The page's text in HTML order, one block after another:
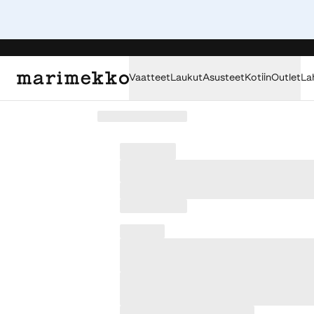
VaatteetLaukutAsusteetKotiinOutlet